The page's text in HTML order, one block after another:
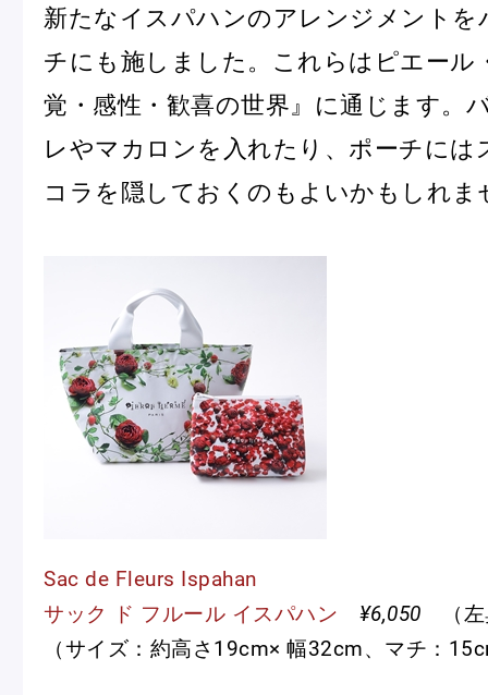
新たなイスパハンのアレンジメントを
チにも施しました。これらはピエール
覚・感性・歓喜の世界』に通じます。
レやマカロンを入れたり、ポーチには
コラを隠しておくのもよいかもしれま
Sac de Fleurs Ispahan
サック ド フルール イスパハン
¥6,050 （左
（サイズ：約高さ19cm× 幅32cm、マチ：